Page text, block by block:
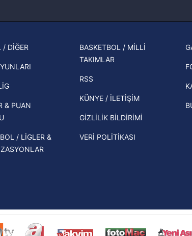
muhtemel rakibi belli oldu! Gornik
İspanya-Arjantin finalinin ardından dış
Beşiktaş'ın UEFA Avrupa Ligi'nde 3. Ön
Eleme Turu muhtemel rakipleri belli
/ DİĞER
& PUAN
/ LİGLER &
BASKETBOL / MİLLİ
TAKIMLAR
RSS
KÜNYE / İLETİŞİM
GİZLİLİK BİLDİRİMİ
VERİ POLİTİKASI